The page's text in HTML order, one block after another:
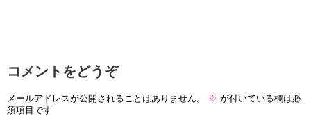
コメントをどうぞ
メールアドレスが公開されることはありません。 ※ が付いている欄は必
須項目です